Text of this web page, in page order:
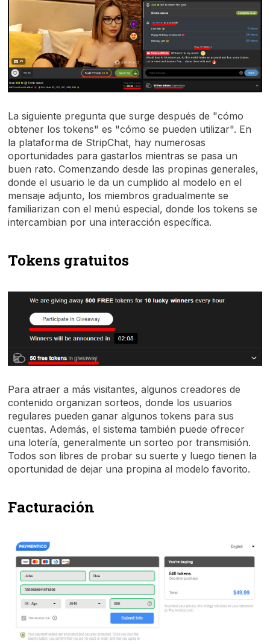
La siguiente pregunta que surge después de "cómo
obtener los tokens" es "cómo se pueden utilizar". En
la plataforma de StripChat, hay numerosas
oportunidades para gastarlos mientras se pasa un
buen rato. Comenzando desde las propinas generales,
donde el usuario le da un cumplido al modelo en el
mensaje adjunto, los miembros gradualmente se
familiarizan con el menú especial, donde los tokens se
intercambian por una interacción específica.
Tokens gratuitos
Para atraer a más visitantes, algunos creadores de
contenido organizan sorteos, donde los usuarios
regulares pueden ganar algunos tokens para sus
cuentas. Además, el sistema también puede ofrecer
una lotería, generalmente un sorteo por transmisión.
Todos son libres de probar su suerte y luego tienen la
oportunidad de dejar una propina al modelo favorito.
Facturación